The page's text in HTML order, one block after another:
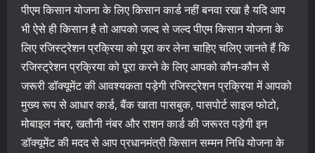
पीएम किसान योजना के लिए किसान कार्ड नहीं बनवा रखा है यदि आप
भी ऐसे ही किसान है तो आपको जल्द से जल्द पीएम किसान योजना के
लिए रजिस्ट्रेशन प्रक्रिया को पूरा कर लेना चाहिए चलिए जानते हैं कि
रजिस्ट्रेशन प्रक्रिया को पूरा करने के लिए आपको कौन-कौन से
जरूरी डॉक्यूमेंट की आवश्यकता पड़ेगी रजिस्ट्रेशन प्रक्रिया में आपको
मुख्य रूप से आधार कार्ड, बैंक खाता पासबुक, पासपोर्ट साइज फोटो,
मोबाइल नंबर, खतौनी नंबर और राशन कार्ड की जरूरत पड़ेगी इन
डॉक्यूमेंट की मदद से आप प्रधानमंत्री किसान सम्मन निधि योजना के